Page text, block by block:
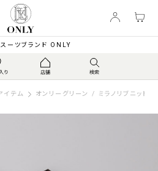
ーツブランド ONLY
イテム オンリーグリーン / ミラノリブニット